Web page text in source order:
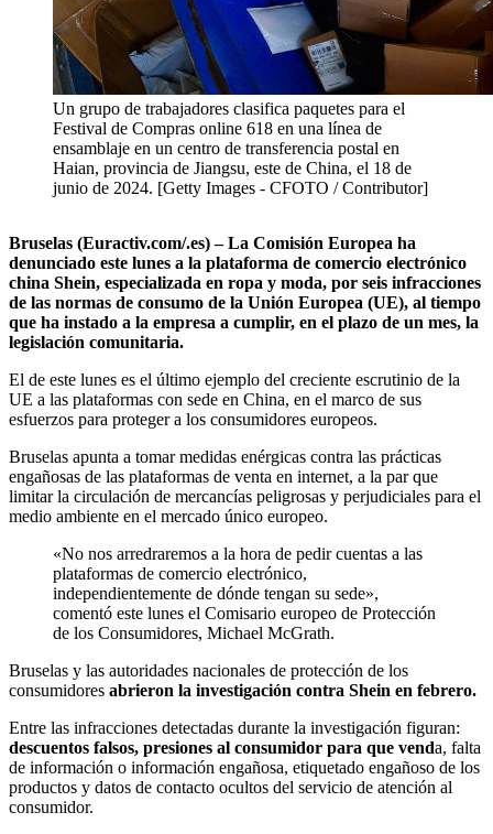
Un grupo de trabajadores clasifica paquetes para el
Festival de Compras online 618 en una línea de
ensamblaje en un centro de transferencia postal en
Haian, provincia de Jiangsu, este de China, el 18 de
junio de 2024. [Getty Images - CFOTO / Contributor]
Bruselas (Euractiv.com/.es) – La Comisión Europea ha
denunciado este lunes a la plataforma de comercio electrónico
china Shein, especializada en ropa y moda, por seis infracciones
de las normas de consumo de la Unión Europea (UE), al tiempo
que ha instado a la empresa a cumplir, en el plazo de un mes, la
legislación comunitaria.
El de este lunes es el último ejemplo del creciente escrutinio de la
UE a las plataformas con sede en China, en el marco de sus
esfuerzos para proteger a los consumidores europeos.
Bruselas apunta a tomar medidas enérgicas contra las prácticas
engañosas de las plataformas de venta en internet, a la par que
limitar la circulación de mercancías peligrosas y perjudiciales para el
medio ambiente en el mercado único europeo.
«No nos arredraremos a la hora de pedir cuentas a las
plataformas de comercio electrónico,
independientemente de dónde tengan su sede»,
comentó este lunes el Comisario europeo de Protección
de los Consumidores, Michael McGrath.
Bruselas y las autoridades nacionales de protección de los
consumidores abrieron la investigación contra Shein en febrero.
Entre las infracciones detectadas durante la investigación figuran:
descuentos falsos, presiones al consumidor para que venda, falta
de información o información engañosa, etiquetado engañoso de los
productos y datos de contacto ocultos del servicio de atención al
consumidor.